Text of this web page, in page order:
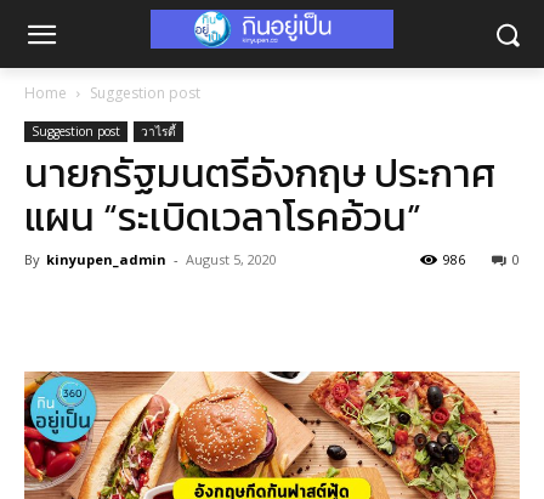
Home Suggestion post
Suggestion post วาไรตี้
นายกรัฐมนตรีอังกฤษ ประกาศ
แผน “ระเบิดเวลาโรคอ้วน”
By kinyupen_admin - August 5, 2020 0
986